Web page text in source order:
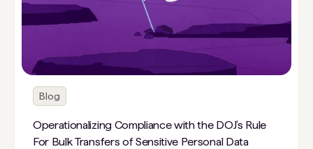
Blog
Operationalizing Compliance with the DOJ’s Rule
For Bulk Transfers of Sensitive Personal Data